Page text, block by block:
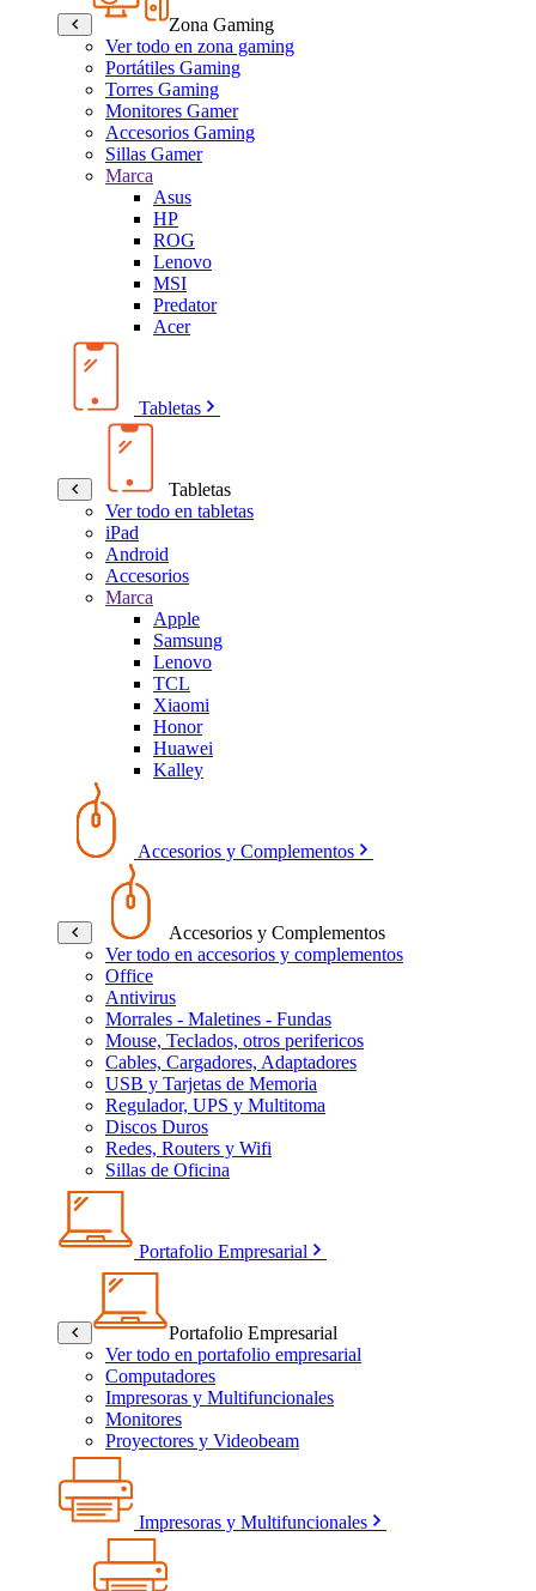
Zona Gaming
Ver todo en zona gaming
Portátiles Gaming
Torres Gaming
Monitores Gamer
Accesorios Gaming
Sillas Gamer
Marca
Asus
HP
ROG
Lenovo
MSI
Predator
Acer
Tabletas
Tabletas
Ver todo en tabletas
iPad
Android
Accesorios
Marca
Apple
Samsung
Lenovo
TCL
Xiaomi
Honor
Huawei
Kalley
Accesorios y Complementos
Accesorios y Complementos
Ver todo en accesorios y complementos
Office
Antivirus
Morrales - Maletines - Fundas
Mouse, Teclados, otros perifericos
Cables, Cargadores, Adaptadores
USB y Tarjetas de Memoria
Regulador, UPS y Multitoma
Discos Duros
Redes, Routers y Wifi
Sillas de Oficina
Portafolio Empresarial
Portafolio Empresarial
Ver todo en portafolio empresarial
Computadores
Impresoras y Multifuncionales
Monitores
Proyectores y Videobeam
Impresoras y Multifuncionales